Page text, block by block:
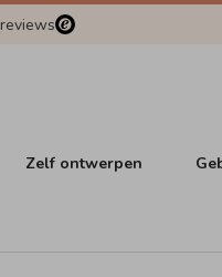
reviews
Zelf ontwerpen